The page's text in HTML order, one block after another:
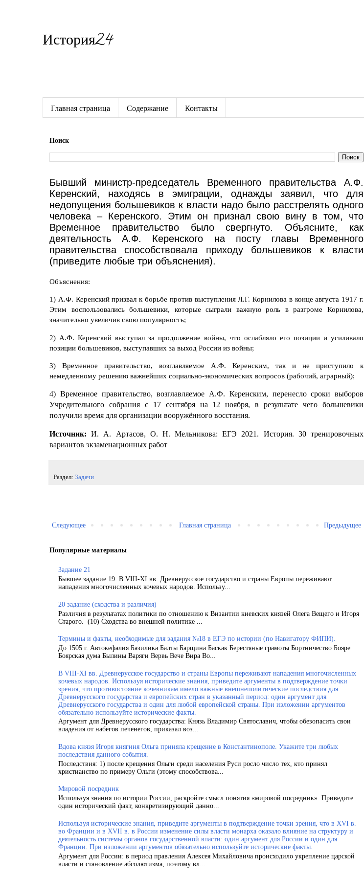
История24
Главная страница Содержание Контакты
Поиск
Бывший министр-председатель Временного правительства А.Ф.
Керенский, находясь в эмиграции, однажды заявил, что для
недопущения большевиков к власти надо было расстрелять одного
человека – Керенского. Этим он признал свою вину в том, что
Временное правительство было свергнуто. Объясните, как
деятельность А.Ф. Керенского на посту главы Временного
правительства способствовала приходу большевиков к власти
(приведите любые три объяснения).
Объяснения:
1) А.Ф. Керенский призвал к борьбе против выступления Л.Г. Корнилова в конце августа 1917 г.
Этим воспользовались большевики, которые сыграли важную роль в разгроме Корнилова,
значительно увеличив свою популярность;
2) А.Ф. Керенский выступал за продолжение войны, что ослабляло его позиции и усиливало
позиции большевиков, выступавших за выход России из войны;
3) Временное правительство, возглавляемое А.Ф. Керенским, так и не приступило к
немедленному решению важнейших социально-экономических вопросов (рабочий, аграрный);
4) Временное правительство, возглавляемое А.Ф. Керенским, перенесло сроки выборов
Учредительного собрания с 17 сентября на 12 ноября, в результате чего большевики
получили время для организации вооружённого восстания.
Источник: И. А. Артасов, О. Н. Мельникова: ЕГЭ 2021. История. 30 тренировочных
вариантов экзаменационных работ
Раздел: Задачи
Следующее Предыдущее
Главная страница
Популярные материалы
Задание 21
Бывшее задание 19. В VIII-XI вв. Древнерусское государство и страны Европы переживают
нападения многочисленных кочевых народов. Использу...
20 задание (сходства и различия)
Различия в результатах политики по отношению к Византии киевских князей Олега Вещего и Игоря
Старого. (10) Сходства во внешней политике ...
Термины и факты, необходимые для задания №18 в ЕГЭ по истории (по Навигатору ФИПИ).
До 1505 г. Автокефалия Базилика Балты Барщина Баскак Берестяные грамоты Бортничество Бояре
Боярская дума Былины Варяги Вервь Вече Вира Во...
В VIII-XI вв. Древнерусское государство и страны Европы переживают нападения многочисленных
кочевых народов. Используя исторические знания, приведите аргументы в подтверждение точки
зрения, что противостояние кочевникам имело важные внешнеполитические последствия для
Древнерусского государства и европейских стран в указанный период: один аргумент для
Древнерусского государства и один для любой европейской страны. При изложении аргументов
обязательно используйте исторические факты.
Аргумент для Древнерусского государства: Князь Владимир Святославич, чтобы обезопасить свои
владения от набегов печенегов, приказал воз...
Вдова князя Игоря княгиня Ольга приняла крещение в Константинополе. Укажите три любых
последствия данного события.
Последствия: 1) после крещения Ольги среди населения Руси росло число тех, кто принял
христианство по примеру Ольги (этому способствова...
Мировой посредник
Используя знания по истории России, раскройте смысл понятия «мировой посредник». Приведите
один исторический факт, конкретизирующий данно...
Используя исторические знания, приведите аргументы в подтверждение точки зрения, что в XVI в.
во Франции и в XVII в. в России изменение силы власти монарха оказало влияние на структуру и
деятельность системы органов государственной власти: один аргумент для России и один для
Франции. При изложении аргументов обязательно используйте исторические факты.
Аргумент для России: в период правления Алексея Михайловича происходило укрепление царской
власти и становление абсолютизма, поэтому вл...